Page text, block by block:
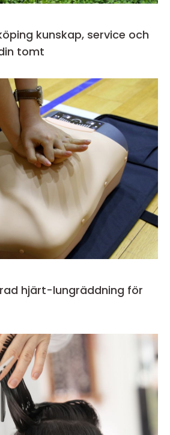
och
tomt
hjärt-lungräddning för